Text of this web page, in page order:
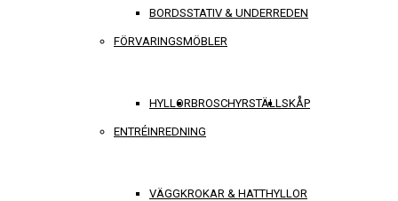
BORDSSTATIV & UNDERREDEN
FÖRVARINGSMÖBLER
HYLLORBROSCHYRSTÄLLSKÅP
ENTRÉINREDNING
VÄGGKROKAR & HATTHYLLOR